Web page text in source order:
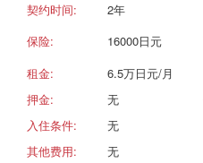
契约时间: 2年
保险:
16000日元
租金:
6.5万日元/月
押金:
无
入住条件:
无
其他费用:
无